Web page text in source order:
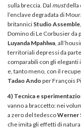
sulla breccia. Dal mustdella
l’enclave degradata di
britannici Studio Assemble
Domino di Le Corbusier da
Luyanda Mpahlwa ,
territoriali depressi da
comparabili con gli
e, tanto meno, con il
Tadao Ando per François
4) Tecnica e
vanno a braccetto: nei
a zero del tedescoWerner
che imita gli effetti di